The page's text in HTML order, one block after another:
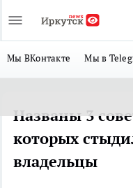
Мы ВКонтакте Мы в
Названы 3
которых
владельцы